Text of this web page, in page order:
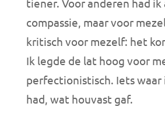
tiener. Voor anderen had
compassie, maar voor
kritisch voor mezelf: het
Ik legde de lat hoog voor
perfectionistisch. Iets waar
had, wat houvast gaf.